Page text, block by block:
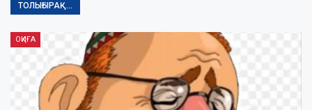
ТОЛЫҒЫРАҚ...
ОҚИҒА